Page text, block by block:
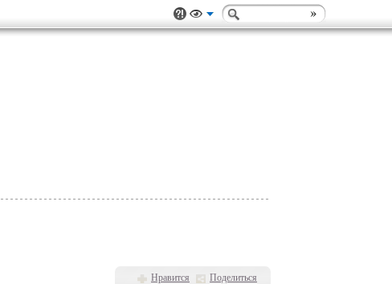
Нравится Поделиться